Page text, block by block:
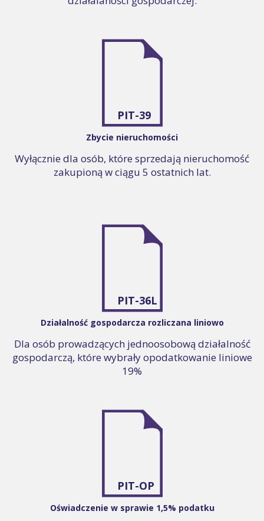
PIT-39
Zbycie nieruchomości
Wyłącznie dla osób, które sprzedają nieruchomość
zakupioną w ciągu 5 ostatnich lat.
PIT-36L
Działalność gospodarcza rozliczana liniowo
Dla osób prowadzących jednoosobową działalność
gospodarczą, które wybrały opodatkowanie liniowe
19%
PIT-OP
Oświadczenie w sprawie 1,5% podatku